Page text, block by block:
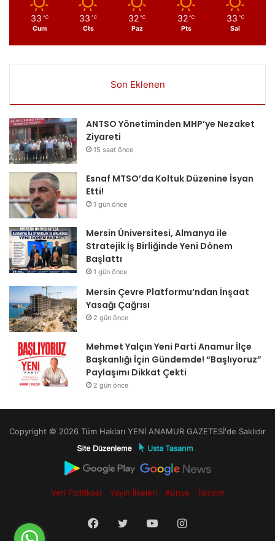
33 ℃
Cum
33 ℃
Cts
32 ℃
Paz
32 ℃
Pts
33 ℃
Sal
Son Eklenen
ANTSO Yönetiminden MHP’ye Nezaket
Ziyareti
15 saat önce
Esnaf MTSO’da Koltuk Düzenine İsyan
Etti!
1 gün önce
Mersin Üniversitesi, Almanya ile
Stratejik İş Birliğinde Yeni Dönem
Başlattı
1 gün önce
Mersin Çevre Platformu’ndan İnşaat
Yasağı Çağrısı
2 gün önce
Mehmet Yalçın Yeni Parti Anamur İlçe
Başkanlığı İçin Gündemde! “Başlıyoruz”
Paylaşımı Dikkat Çekti
2 gün önce
Copyright © 2026 Tüm Hakları YENİ ANAMUR GAZETESİ'de Saklıdır
Veri Politikası Yayın İlkeleri Künye İletişim
Facebook
TwitterYouTubeInstagram